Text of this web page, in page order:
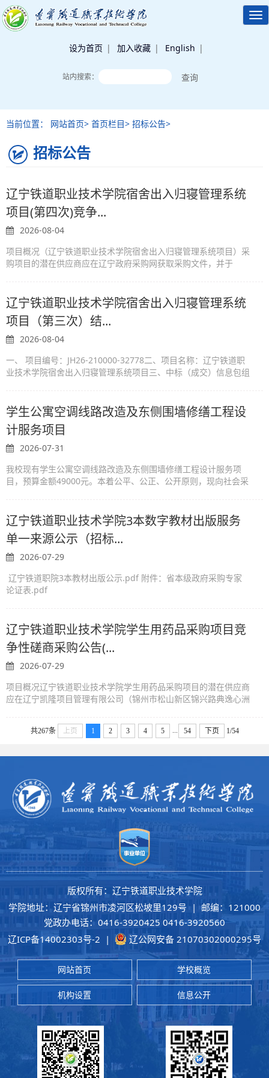
设为首页 | 加入收藏 | English |
站内搜索：
当前位置： 网站首页> 首页栏目> 招标公告>
招标公告
辽宁铁道职业技术学院宿舍出入归寝管理系统
项目(第四次)竞争...
2026-08-04
项目概况（辽宁铁道职业技术学院宿舍出入归寝管理系统项目）采
购项目的潜在供应商应在辽宁政府采购网获取采购文件，并于
辽宁铁道职业技术学院宿舍出入归寝管理系统
项目（第三次）结...
2026-08-04
一、 项目编号：JH26-210000-32778二、项目名称：辽宁铁道职
业技术学院宿舍出入归寝管理系统项目三、中标（成交）信息包组
学生公寓空调线路改造及东侧围墙修缮工程设
计服务项目
2026-07-31
我校现有学生公寓空调线路改造及东侧围墙修缮工程设计服务项
目，预算金额49000元。本着公平、公正、公开原则，现向社会采
辽宁铁道职业技术学院3本数字教材出版服务
单一来源公示（招标...
2026-07-29
辽宁铁道职院3本教材出版公示.pdf 附件：省本级政府采购专家
论证表.pdf
辽宁铁道职业技术学院学生用药品采购项目竞
争性磋商采购公告(...
2026-07-29
项目概况辽宁铁道职业技术学院学生用药品采购项目的潜在供应商
应在辽宁凯隆项目管理有限公司（锦州市松山新区锦兴路典逸心洲
（北京时间）前提交响应文件...
共267条 上页 1 2 3 4 5 54 下页 1/54
版权所有：辽宁铁道职业技术学院
学院地址：辽宁省锦州市凌河区松坡里129号 | 邮编：121000
党政办电话：0416-3920425 0416-3920560
辽ICP备14002303号-2 | 辽公网安备 21070302000295号
网站首页 学校概览
机构设置 信息公开